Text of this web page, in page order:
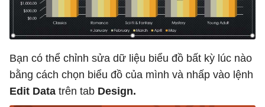
Bạn có thể chỉnh sửa dữ liệu biểu đồ bất kỳ lúc nào
bằng cách chọn biểu đồ của mình và nhấp vào lệnh
Edit Data trên tab Design.